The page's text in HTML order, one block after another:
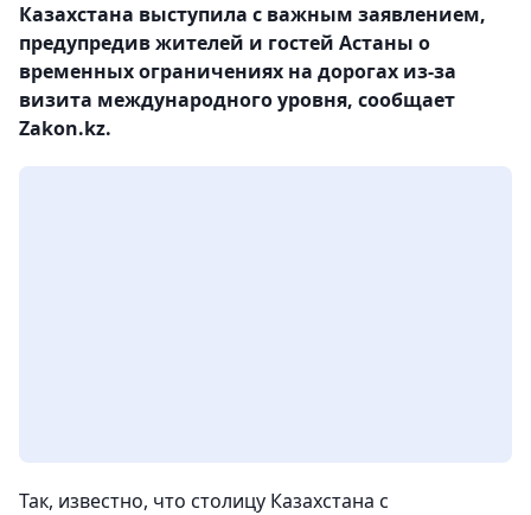
Казахстана выступила с важным заявлением,
предупредив жителей и гостей Астаны о
временных ограничениях на дорогах из-за
визита международного уровня, сообщает
Zakon.kz.
Так, известно, что столицу Казахстана с